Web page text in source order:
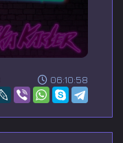
06:10:58